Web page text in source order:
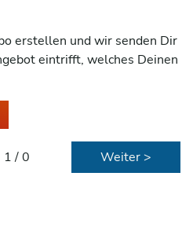
erstellen und wir senden Dir
eintrifft, welches Deinen
1 / 0 Weiter >